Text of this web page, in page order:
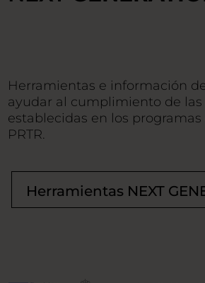
Herramientas e información
ayudar al cumplimiento de las
establecidas en los
PRTR.
Herramientas NEXT